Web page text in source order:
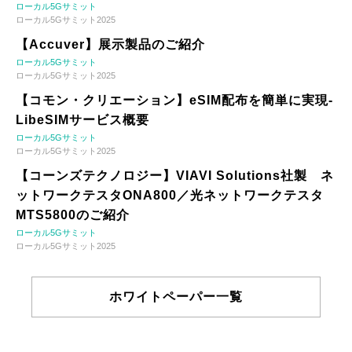
ローカル5Gサミット
ローカル5Gサミット2025
【Accuver】展示製品のご紹介
ローカル5Gサミット
ローカル5Gサミット2025
【コモン・クリエーション】eSIM配布を簡単に実現-
LibeSIMサービス概要
ローカル5Gサミット
ローカル5Gサミット2025
【コーンズテクノロジー】VIAVI Solutions社製 ネ
ットワークテスタONA800／光ネットワークテスタ
MTS5800のご紹介
ローカル5Gサミット
ローカル5Gサミット2025
ホワイトペーパー一覧